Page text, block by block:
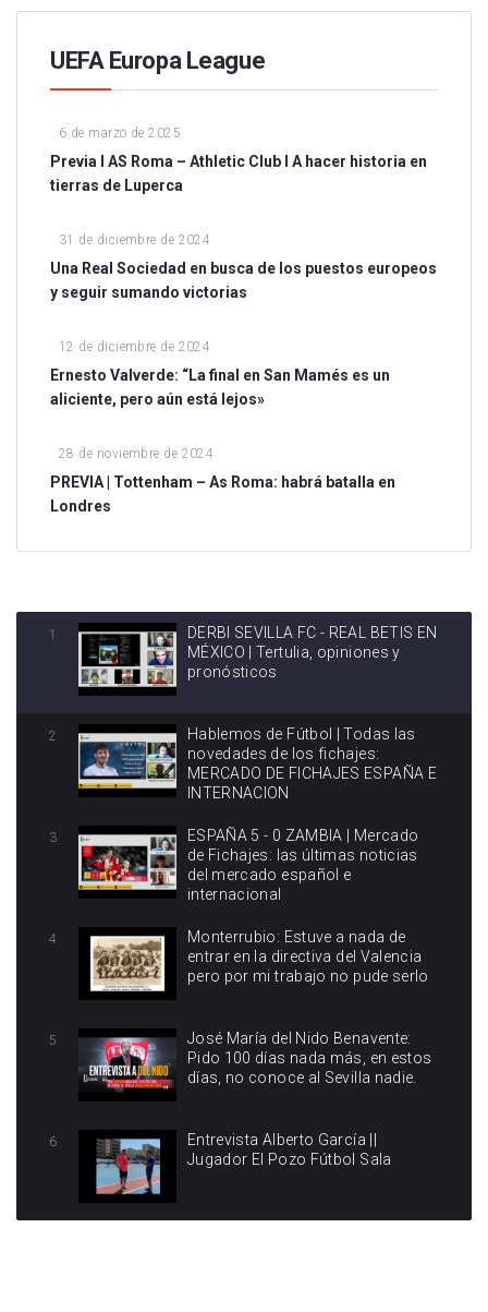
UEFA Europa League
6 de marzo de 2025
Previa I AS Roma – Athletic Club I A hacer historia en
tierras de Luperca
31 de diciembre de 2024
Una Real Sociedad en busca de los puestos europeos
y seguir sumando victorias
12 de diciembre de 2024
Ernesto Valverde: “La final en San Mamés es un
aliciente, pero aún está lejos»
28 de noviembre de 2024
PREVIA | Tottenham – As Roma: habrá batalla en
Londres
1
DERBI SEVILLA FC - REAL BETIS EN
MÉXICO | Tertulia, opiniones y
pronósticos
2
Hablemos de Fútbol | Todas las
novedades de los fichajes:
MERCADO DE FICHAJES ESPAÑA E
INTERNACION
3
ESPAÑA 5 - 0 ZAMBIA | Mercado
de Fichajes: las últimas noticias
del mercado español e
internacional
4
Monterrubio: Estuve a nada de
entrar en la directiva del Valencia
pero por mi trabajo no pude serlo
5
José María del Nido Benavente:
Pido 100 días nada más, en estos
días, no conoce al Sevilla nadie.
6
Entrevista Alberto García ||
Jugador El Pozo Fútbol Sala